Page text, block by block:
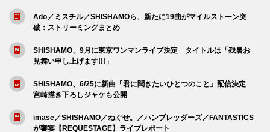
Ado／ミスチル／SHISHAMOら、新たに19曲がマイルストーン突
破：ストリーミングまとめ
SHISHAMO、9月に東京ワンマンライブ決定 タイトルは「残暑お
見舞い申し上げます!!!」
SHISHAMO、6/25に新曲「君に聞きたいひとつのこと」配信決定
宮崎描き下ろしジャケも公開
imase／SHISHAMO／ねぐせ。／ハンブレッダーズ／FANTASTICS
が饗宴【REQUESTAGE】ライブレポート